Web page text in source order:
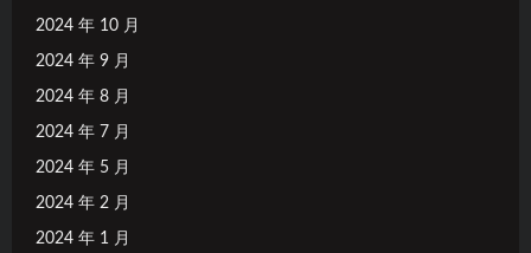
2024 年 10 月
2024 年 9 月
2024 年 8 月
2024 年 7 月
2024 年 5 月
2024 年 2 月
2024 年 1 月